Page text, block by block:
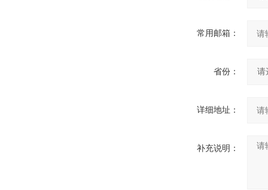
常用邮箱：
省份：
详细地址：
补充说明：